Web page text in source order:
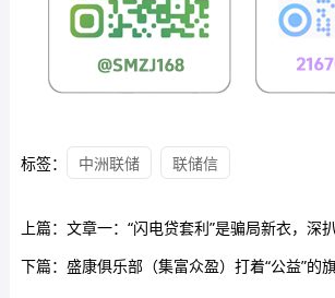
标签： 中洲联储 联储信
上篇： 文章一：“闪电贷套利”是骗局新衣，深扒
下篇： 盛康俱乐部（集富众盈）打着“公益”的旗号，虚假宣传理财项目，日收